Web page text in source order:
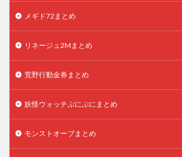
メギド72まとめ
リネージュ2Mまとめ
荒野行動金券まとめ
妖怪ウォッチぷにぷにまとめ
モンストオーブまとめ